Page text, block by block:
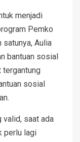
menjadi
Pemko
satunya, Aulia
bantuan sosial
tergantung
sosial
valid, saat ada
perlu lagi